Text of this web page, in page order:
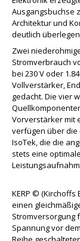
Ausgangsbuchse
Architektur und
deutlich
Zwei
Stromverbrauch
bei 230 V oder
Vollverstärker,
gedacht. Die vier
Vorverstärker mit
verfügen über die
IsoTek, die die
stets eine
KERP © (Kirchoffs
einen
Stromversorgung
Spannung vor